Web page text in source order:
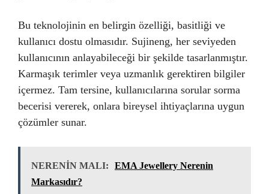
Bu teknolojinin en belirgin özelliği, basitliği ve
kullanıcı dostu olmasıdır. Sujineng, her seviyeden
kullanıcının anlayabileceği bir şekilde tasarlanmıştır.
Karmaşık terimler veya uzmanlık gerektiren bilgiler
içermez. Tam tersine, kullanıcılarına sorular sorma
becerisi vererek, onlara bireysel ihtiyaçlarına uygun
çözümler sunar.
NERENİN MALI:
EMA Jewellery Nerenin
Markasıdır?